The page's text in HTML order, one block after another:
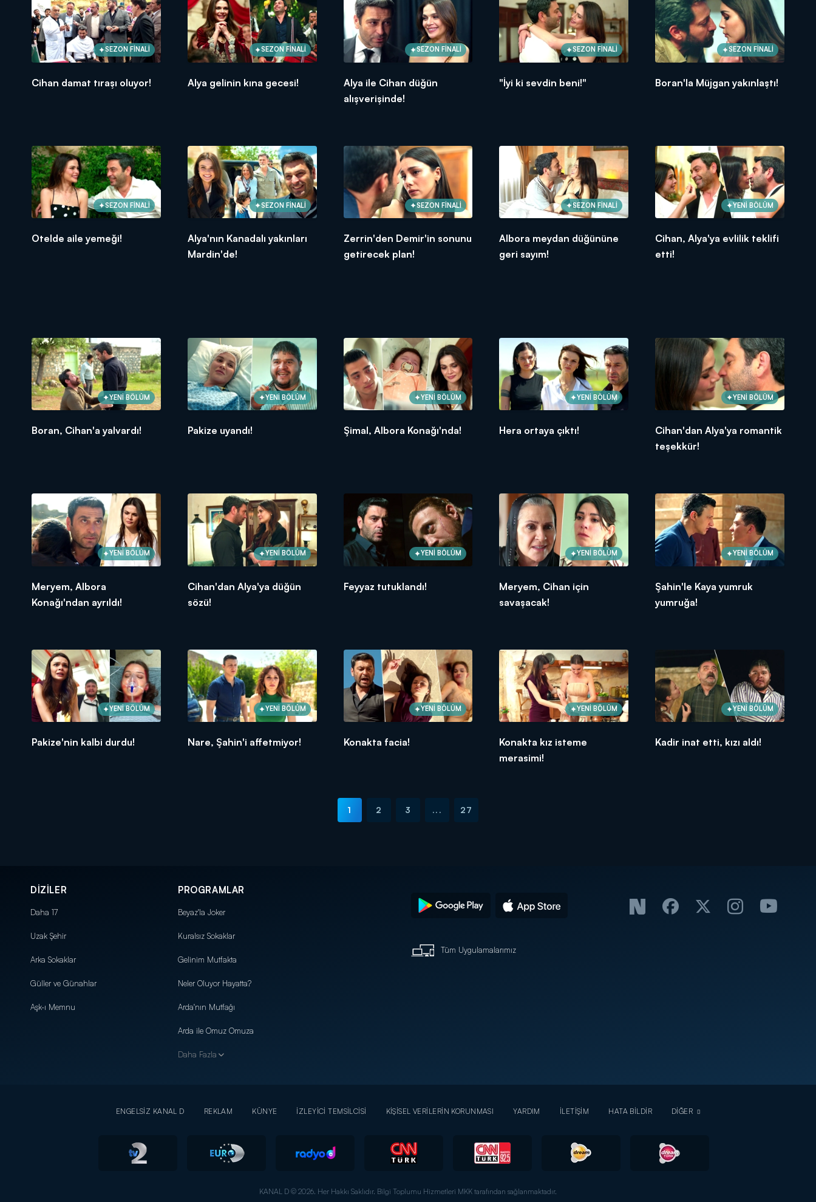
SEZON FİNALİ
Cihan damat tıraşı oluyor!
SEZON FİNALİ
Alya gelinin kına gecesi!
SEZON FİNALİ
Alya ile Cihan düğün
alışverişinde!
SEZON FİNALİ
"İyi ki sevdin beni!"
SEZON FİNALİ
Boran'la Müjgan yakınlaştı!
SEZON FİNALİ
Otelde aile yemeği!
SEZON FİNALİ
Alya'nın Kanadalı yakınları
Mardin'de!
SEZON FİNALİ
Zerrin'den Demir'in sonunu
getirecek plan!
SEZON FİNALİ
Albora meydan düğününe
geri sayım!
YENİ BÖLÜM
Cihan, Alya'ya evlilik teklifi
etti!
YENİ BÖLÜM
Boran, Cihan'a yalvardı!
YENİ BÖLÜM
Pakize uyandı!
YENİ BÖLÜM
Şimal, Albora Konağı'nda!
YENİ BÖLÜM
Hera ortaya çıktı!
YENİ BÖLÜM
Cihan'dan Alya'ya romantik
teşekkür!
YENİ BÖLÜM
Meryem, Albora
Konağı'ndan ayrıldı!
YENİ BÖLÜM
Cihan'dan Alya'ya düğün
sözü!
YENİ BÖLÜM
Feyyaz tutuklandı!
YENİ BÖLÜM
Meryem, Cihan için
savaşacak!
YENİ BÖLÜM
Şahin'le Kaya yumruk
yumruğa!
YENİ BÖLÜM
Pakize'nin kalbi durdu!
YENİ BÖLÜM
Nare, Şahin'i affetmiyor!
YENİ BÖLÜM
Konakta facia!
YENİ BÖLÜM
Konakta kız isteme
merasimi!
YENİ BÖLÜM
Kadir inat etti, kızı aldı!
1 2 3 ... 27
DİZİLER
Daha 17
Uzak Şehir
Arka Sokaklar
Güller ve Günahlar
Aşk-ı Memnu
PROGRAMLAR
Beyaz'la Joker
Kuralsız Sokaklar
Gelinim Mutfakta
Neler Oluyor Hayatta?
Arda'nın Mutfağı
Arda ile Omuz Omuza
Daha Fazla
Tüm Uygulamalarımız
ENGELSİZ KANAL D REKLAM KÜNYE İZLEYİCİ TEMSİLCİSİ KİŞİSEL VERİLERİN KORUNMASI YARDIM İLETİŞİM HATA BİLDİR DİĞER
KANAL D © 2026. Her Hakkı Saklıdır. Bilgi Toplumu Hizmetleri MKK tarafından sağlanmaktadır.